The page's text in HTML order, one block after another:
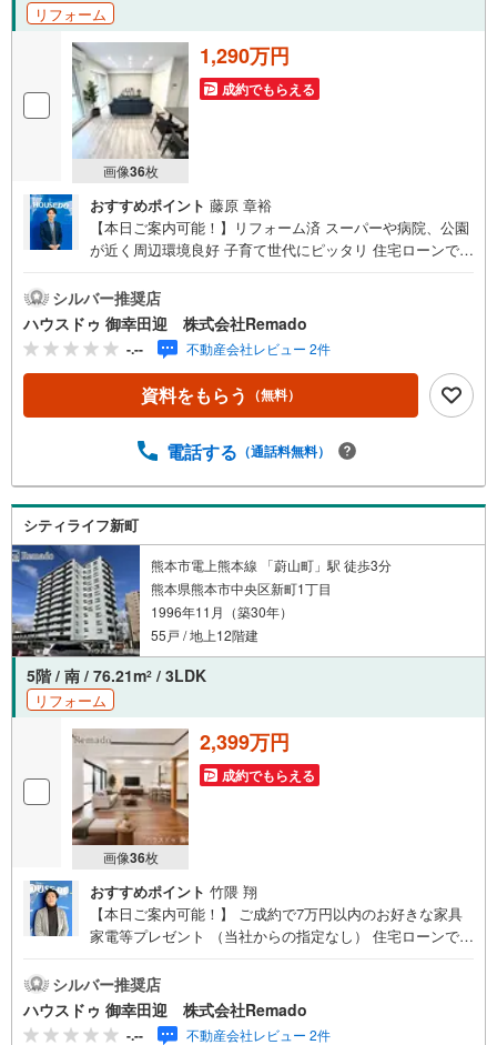
リフォーム
画像36枚
1,290万円
成約でもらえる
おすすめポイント 藤原 章裕
【本日ご案内可能！】リフォーム済 スーパーや病院、公園
が近く周辺環境良好 子育て世代にピッタリ 住宅ローンで
【九州No.1の実績】「どこで買うか」で、不動産購入の満
足度は変わります家探しは、物件探し以上に「パートナー
選び」が重要！熊本エリアを知り尽くした私たちが、物件
探しから資金計画、引き渡しまでトータルサポートします
【購入総額の限界へ挑戦】売主様への価格交渉も弊社の得
意分野です！さらにオプション費用（エアコン、網戸、太
円以上差が出ることも もっと安く買えるのでは？そんな悩
OK！一度ご相談ください！【効率的に一気見！内覧ツア
ー】熊本県全域の気になる物件を全て当社でご内覧いただ
けます 見学されたい物件を1日で内覧可能 窓口を一つに絞
れるから、手間も時間もかかりません。全国700店舗以上展
開！ハウスドゥだからこその豊富な物件数・情報量で理想
の暮らしを叶えます！
シルバー推奨店
ハウスドゥ 御幸田迎 株式会社Remado
-.-- 不動産会社レビュー 2件
資料をもらう （無料）
電話する （通話料無料）
シティライフ新町
熊本市電上熊本線 「蔚山町」駅 徒歩3分
熊本県熊本市中央区新町1丁目
1996年11月（築30年）
55戸 / 地上12階建
5階 / 南 / 76.21m2 / 3LDK
リフォーム
画像36枚
2,399万円
成約でもらえる
おすすめポイント 竹隈 翔
【本日ご案内可能！】 ご成約で7万円以内のお好きな家具
家電等プレゼント （当社からの指定なし） 住宅ローンで
【九州No.1の実績】「どこで買うか」で、不動産購入の満
足度は変わります家探しは、物件探し以上に「パートナー
選び」が重要！熊本エリアを知り尽くした私たちが、物件
シルバー推奨店
ハウスドゥ 御幸田迎 株式会社Remado
-.-- 不動産会社レビュー 2件